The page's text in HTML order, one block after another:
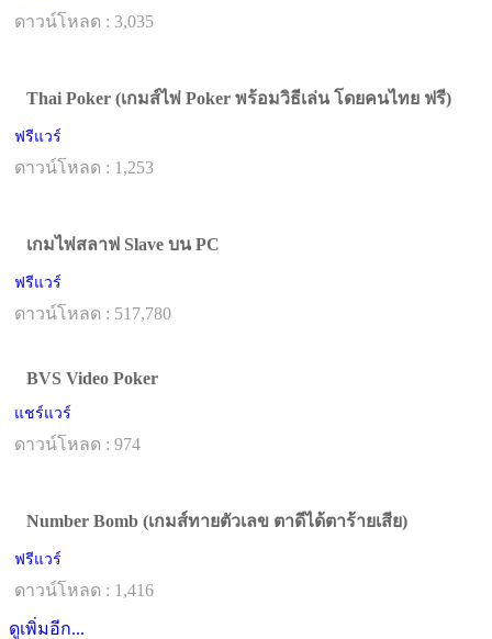
ดาวน์โหลด : 3,035
Thai Poker (เกมส์ไพ่ Poker พร้อมวิธีเล่น โดยคนไทย ฟรี)
ฟรีแวร์
ดาวน์โหลด : 1,253
เกมไพ่สลาฟ Slave บน PC
ฟรีแวร์
ดาวน์โหลด : 517,780
BVS Video Poker
แชร์แวร์
ดาวน์โหลด : 974
Number Bomb (เกมส์ทายตัวเลข ตาดีได้ตาร้ายเสีย)
ฟรีแวร์
ดาวน์โหลด : 1,416
ดูเพิ่มอีก...